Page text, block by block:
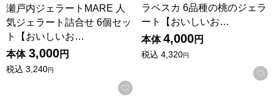
瀬戸内ジェラートMARE 人
気ジェラート詰合せ 6個セッ
ト【おいしいお…
本体 3,000円
税込 3,240円
お気に入りに登録する
ラペスカ 6品種の桃のジェラ
ート【おいしいお…
本体 4,000円
税込 4,320円